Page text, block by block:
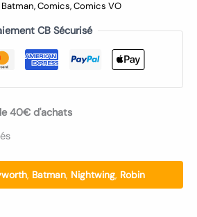
Batman,Comics,Comics VO
CB Sécurisé
40€ d'achats
, Batman, Nightwing, Robin